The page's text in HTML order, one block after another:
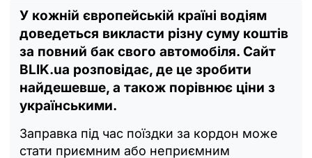
У кожній європейській країні водіям
доведеться викласти різну суму коштів
за повний бак свого автомобіля. Сайт
BLIK.ua розповідає, де це зробити
найдешевше, а також порівнює ціни з
українськими.
Заправка під час поїздки за кордон може
стати приємним або неприємним